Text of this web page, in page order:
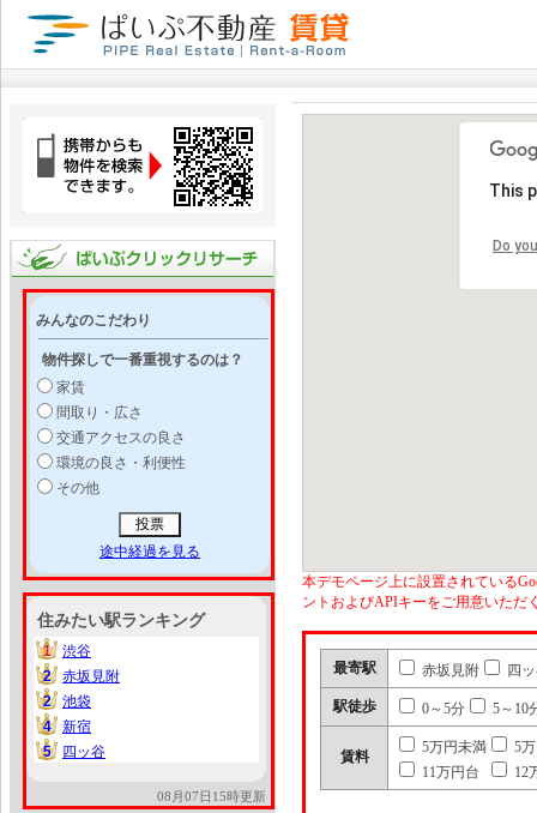
みんなのこだわり
物件探しで一番重視するのは？
家賃
間取り・広さ
交通アクセスの良さ
環境の良さ・利便性
その他
途中経過を見る
住みたい駅ランキング
1
1
渋谷
2
2
赤坂見附
2
2
池袋
4
4
新宿
5
5 四ッ谷
08月07日15時更新
This
Do
本デモページ上に設置されている
ントおよびAPIキーをご用意いただ
最寄駅 赤坂見附 四
駅徒歩 0～5分 5～10
賃料
5万円未満
5
11万円台
12